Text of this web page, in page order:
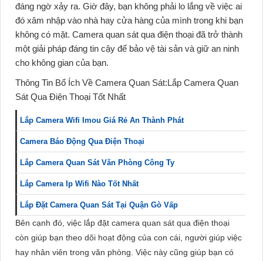
đáng ngờ xảy ra. Giờ đây, bạn không phải lo lắng về việc ai
đó xâm nhập vào nhà hay cửa hàng của mình trong khi bạn
không có mặt. Camera quan sát qua điện thoại đã trở thành
một giải pháp đáng tin cậy để bảo vệ tài sản và giữ an ninh
cho không gian của bạn.
Thông Tin Bổ Ích Về Camera Quan Sát:Lắp Camera Quan
Sát Qua Điện Thoại Tốt Nhất
Lắp Camera Wifi Imou Giá Rẻ An Thành Phát
Camera Báo Động Qua Điện Thoại
Lắp Camera Quan Sát Văn Phòng Công Ty
Lắp Camera Ip Wifi Nào Tốt Nhất
Lắp Đặt Camera Quan Sát Tại Quận Gò Vấp
Bên cạnh đó, việc lắp đặt camera quan sát qua điện thoại
còn giúp bạn theo dõi hoạt động của con cái, người giúp việc
hay nhân viên trong văn phòng. Việc này cũng giúp bạn có